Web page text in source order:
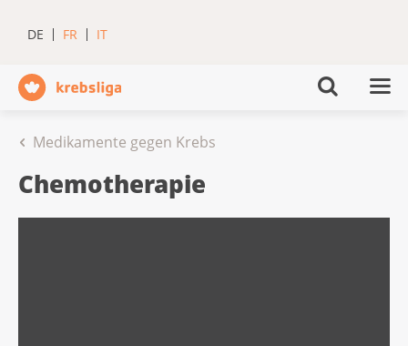
DE FR IT
Medikamente gegen Krebs
Chemotherapie